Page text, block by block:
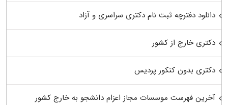
دانلود دفترچه ثبت نام دکتری سراسری و آزاد
دکتری خارج از کشور
دکتری بدون کنکور پردیس
آخرین فهرست موسسات مجاز اعزام دانشجو به خارج کشور